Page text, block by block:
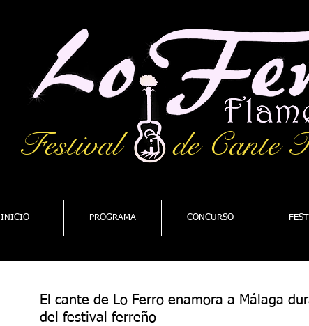
Festival de
INICIO PROGRAMA CONCURSO
El cante de Lo Ferro enamora a Málaga
del festival ferreño